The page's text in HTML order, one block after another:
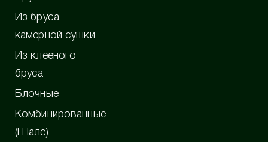
Из бруса
камерной сушки
Из клееного
бруса
Блочные
Комбинированные
(Шале)